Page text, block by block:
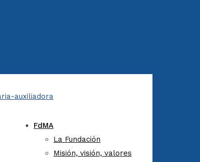
FdMA
La Fundación
Misión, visión, valores